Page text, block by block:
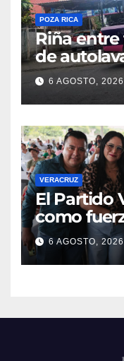
POZA RICA
Riña
de
policías en
6 AGOSTO, 2026
VERACRUZ
​El Partido
como
la zona
6 AGOSTO, 2026